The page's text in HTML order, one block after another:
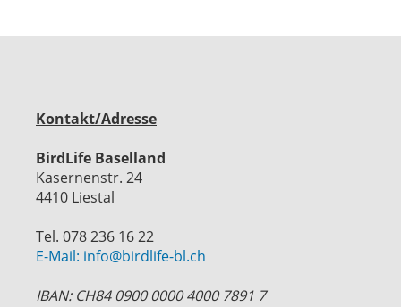
Kontakt/Adresse
BirdLife Baselland
Kasernenstr. 24
4410 Liestal
Tel. 078 236 16 22
E-Mail: info@birdlife-bl.ch
IBAN: CH84 0900 0000 4000 7891 7